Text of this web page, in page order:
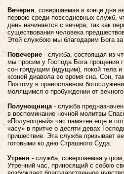
Вечерня, совершаемая в конце дня
первою среди повседневных служб,
день начинается с вечера, так как
существования человека
Этой службою мы благодарим Бога
Повечерие- служба, состоящая из
мы просим у Господа Бога прощения
сон грядущим (идущим), покой тела
козней диавола во время сна. Cон,
Поэтому в православном
молящимся о пробуждении от
Полунощница- служба
в воспоминание ночной молитвы
«Полунощный» час памятен еще и
часу» в притче о десяти девах
пришествие. Эта служба призывает
готовыми ко дню Страшного Суда.
Утреня - служба, совершаемая
Утренний час, приносящий с собою